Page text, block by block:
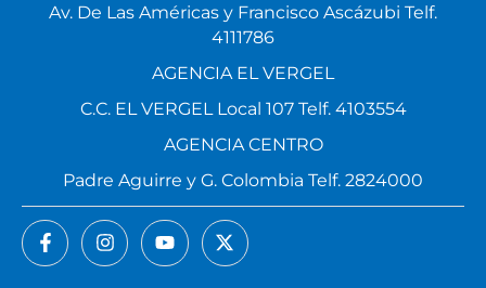
Av. De Las Américas y Francisco Ascázubi Telf.
4111786
AGENCIA EL VERGEL
C.C. EL VERGEL Local 107 Telf. 4103554
AGENCIA CENTRO
Padre Aguirre y G. Colombia Telf. 2824000